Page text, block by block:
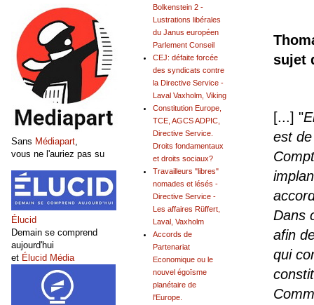
sujet
[...] "
est
Dans
afin
qui
Bolkenstein 2 -
Lustrations libérales
du Janus européen
Parlement Conseil
CEJ: défaite forcée
des syndicats contre
la Directive Service -
Laval Vaxholm, Viking
Constitution Europe,
TCE, AGCS ADPIC,
Directive Service.
Droits fondamentaux
et droits sociaux?
Travailleurs "libres"
nomades et lésés -
Directive Service -
Les affaires Rüffert,
Laval, Vaxholm
Accords de
Partenariat
Economique ou le
nouvel égoïsme
planétaire de
l'Europe.
Sans Médiapart,
vous ne l'auriez pas su
Élucid
Demain se comprend
aujourd'hui
et Élucid Média